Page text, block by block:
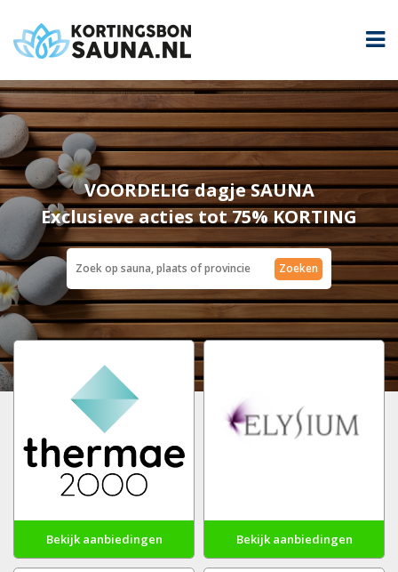
VOORDELIG dagje SAUNA
Exclusieve acties tot 75% KORTING
Bekijk aanbiedingen Bekijk aanbiedingen